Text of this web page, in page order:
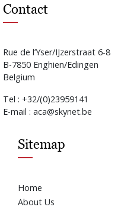
Contact
Rue de l’Yser/IJzerstraat 6-8
B-7850 Enghien/Edingen
Belgium
Tel : +32/(0)23959141
E-mail : aca@skynet.be
Sitemap
Home
About Us